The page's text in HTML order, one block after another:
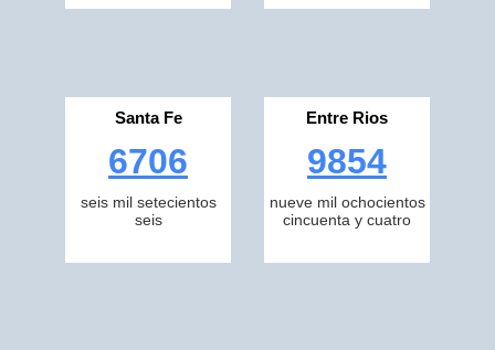
Santa Fe
6706
seis mil setecientos
seis
Entre Rios
9854
nueve mil ochocientos
cincuenta y cuatro